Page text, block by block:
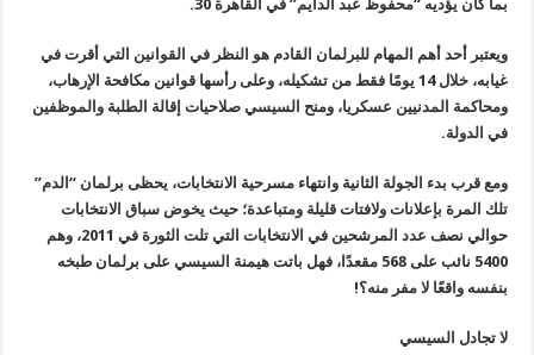
بما كان يؤديه “محفوظ عبد الدايم” في القاهرة 30
.
ويعتبر أحد أهم المهام للبرلمان القادم هو النظر في القوانين التي أقرت في
غيابه، خلال 14 يومًا فقط من تشكيله، وعلى رأسها قوانين مكافحة الإرهاب،
ومحاكمة المدنيين عسكريا، ومنح السيسي صلاحيات إقالة الطلبة والموظفين
في الدولة.
ومع قرب بدء الجولة الثانية وانتهاء مسرحية الانتخابات، يحظى برلمان “الدم”
تلك المرة بإعلانات ولافتات قليلة ومتباعدة؛ حيث يخوض سباق الانتخابات
حوالي نصف عدد المرشحين في الانتخابات التي تلت الثورة في 2011، وهم
5400 نائب على 568 مقعدًا، فهل باتت هيمنة السيسي على برلمان طبخه
بنفسه واقعًا لا مفر منه؟!
لا تجادل السيسي